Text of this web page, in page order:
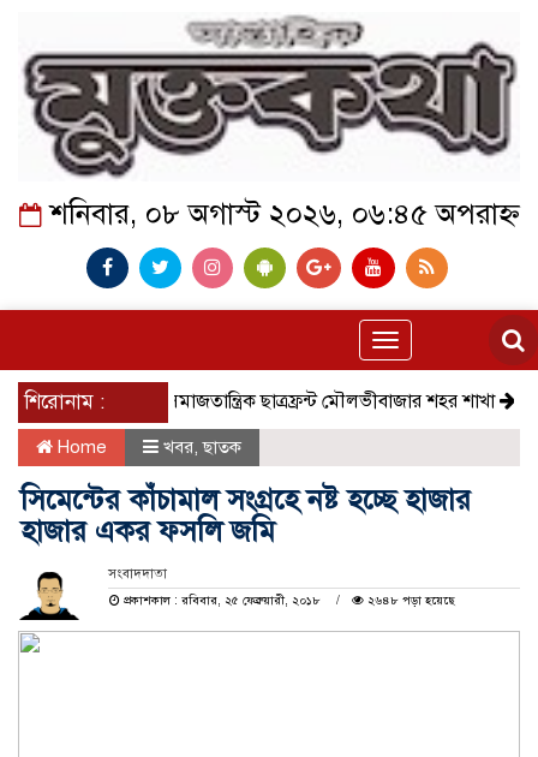
শনিবার, ০৮ অগাস্ট ২০২৬, ০৬:৪৫ অপরাহ্ন
Toggle
navigation
শিরোনাম : সমাজতান্ত্রিক ছাত্রফ্রন্ট মৌলভীবাজার শহর শাখা কেমন
Home খবর,ছাতক
সিমেন্টের কাঁচামাল সংগ্রহে নষ্ট হচ্ছে হাজার
হাজার একর ফসলি জমি
সংবাদদাতা
প্রকাশকাল : রবিবার, ২৫ ফেব্রুয়ারী, ২০১৮
২৬৪৮ পড়া হয়েছে